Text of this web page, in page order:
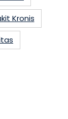
Kronis